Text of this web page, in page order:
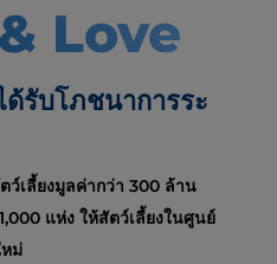
Love
ด้รับโภชนาการระ
ว์เลี้ยงมูลค่ากว่า 300 ล้าน
แห่ง ให้สัตว์เลี้ยงในศูนย์
ม่